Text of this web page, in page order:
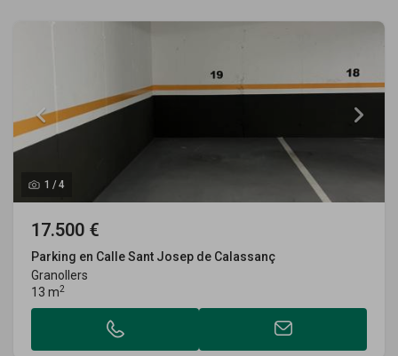
1 /4
17.500 €
Parking en Calle Sant Josep de Calassanç
Granollers
13 m2